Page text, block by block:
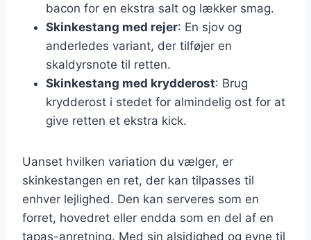
bacon for en ekstra salt og lækker smag.
Skinkestang med rejer: En sjov og
anderledes variant, der tilføjer en
skaldyrsnote til retten.
Skinkestang med krydderost: Brug
krydderost i stedet for almindelig ost for at
give retten et ekstra kick.
Uanset hvilken variation du vælger, er
skinkestangen en ret, der kan tilpasses til
enhver lejlighed. Den kan serveres som en
forret, hovedret eller endda som en del af en
tapas-anretning. Med sin alsidighed og evne til